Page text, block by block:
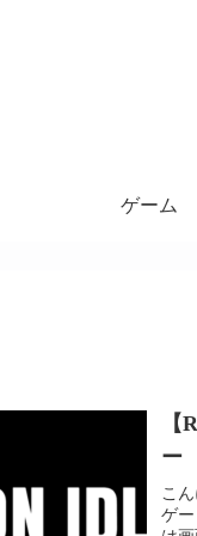
ゲーム
ー
こ
ゲ